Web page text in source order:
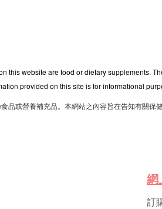
this website are food or dietary supplements.
provided on this site is for informational
食品或營養補充品。本網站之內容旨在告知有關
網
訂